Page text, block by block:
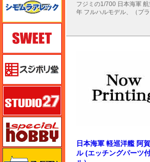
フジミの1/700 日本海軍
年 フルハルモデル、（プ
日本海軍 軽巡洋艦 阿
ル (エッチングパーツ
スタジオ27・タブデザイン
ズベズダ（Zvezda）